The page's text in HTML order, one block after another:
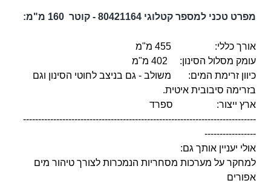
מפרט טכני למספר קטלוגי 80421164 - קוטר
אורך כללי: 455 מ"מ
עומק מסלול הסינון: 402 מ"מ
כיוון זרימת המים: משולב - גם בניצב לחוטי הסינון וגם
בזרימה סיבובית איטית.
ארץ ייצור: ספרד
-----------------------------------------------------------------------------
-----------------
אולי יעניין אותך גם:
למחקר על מערכות מסחריות הנמכרות לצורך טיהור מים
אפורים